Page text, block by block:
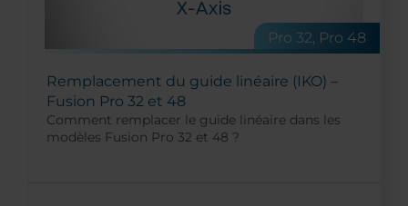
Pro 32, Pro 48
Remplacement du guide linéaire (IKO) –
Fusion Pro 32 et 48
Comment remplacer le guide linéaire dans les
modèles Fusion Pro 32 et 48 ?